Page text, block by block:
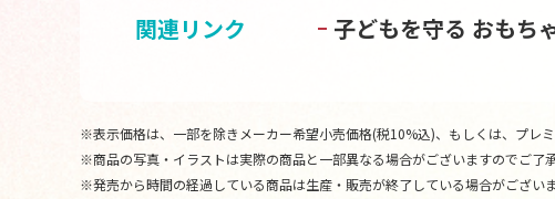
関連リンク 子どもを守る おもち
※表示価格は、一部を除きメーカー希望小売価格(税10%込)、もしくは、プレ
※商品の写真・イラストは実際の商品と一部異なる場合がございますのでご了承
※発売から時間の経過している商品は生産・販売が終了している場合がござい